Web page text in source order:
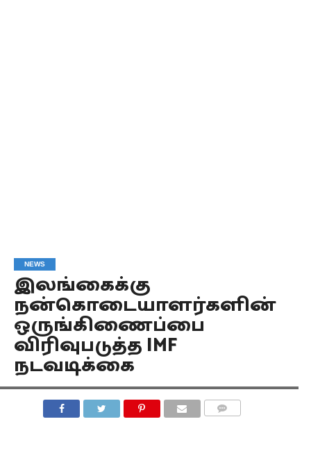
NEWS
இலங்கைக்கு
நன்கொடையாளர்களின்
ஒருங்கிணைப்பை
விரிவுபடுத்த IMF
நடவடிக்கை